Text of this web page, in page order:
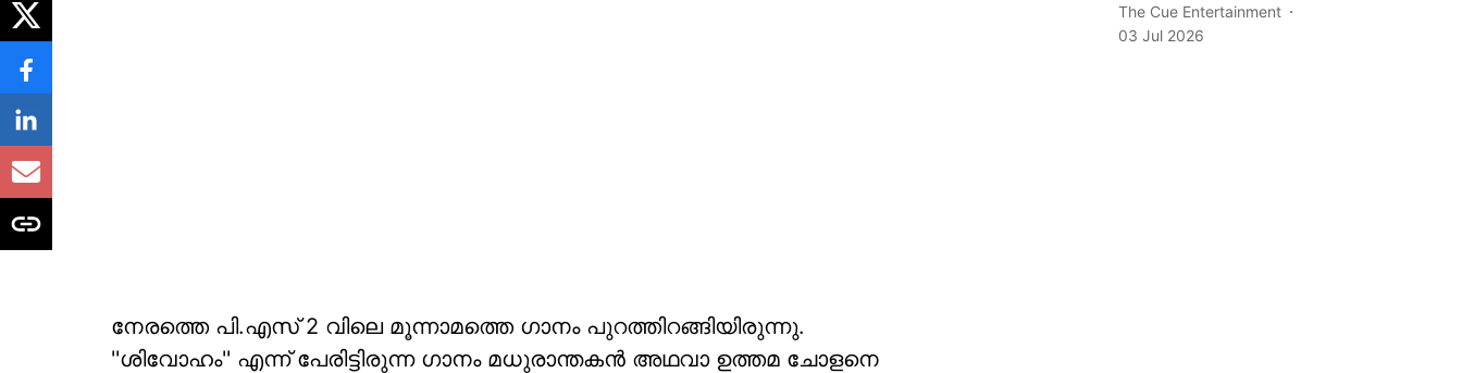
നേരത്തെ പി.എസ് 2 വിലെ മൂന്നാമത്തെ ഗാനം പുറത്തിറങ്ങിയിരുന്നു.
''ശിവോഹം'' എന്ന് പേരിട്ടിരുന്ന ഗാനം മധുരാന്തകന്‍ അഥവാ ഉത്തമ ചോളനെ
The Cue Entertainment
03 Jul 2026